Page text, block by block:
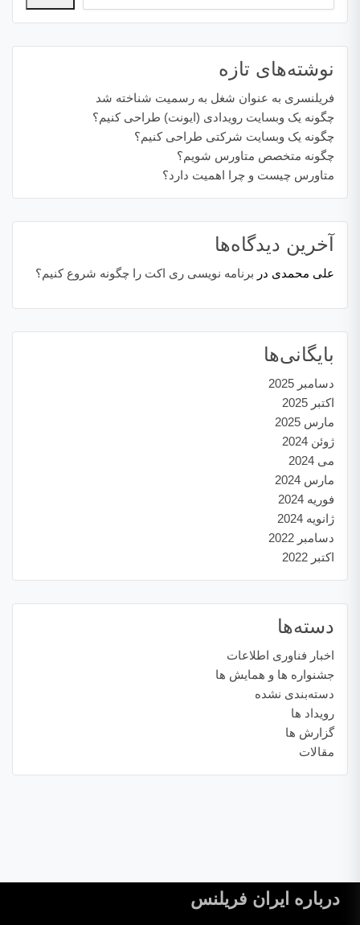
نوشته‌های تازه
فریلنسری به عنوان شغل به رسمیت شناخته شد
چگونه یک وبسایت رویدادی (ایونت) طراحی کنیم؟
چگونه یک وبسایت شرکتی طراحی کنیم؟
چگونه متخصص متاورس شویم؟
متاورس چیست و چرا اهمیت دارد؟
آخرین دیدگاه‌ها
علی محمدی در برنامه نویسی ری اکت را چگونه شروع کنیم؟
بایگانی‌ها
دسامبر 2025
اکتبر 2025
مارس 2025
ژوئن 2024
می 2024
مارس 2024
فوریه 2024
ژانویه 2024
دسامبر 2022
اکتبر 2022
دسته‌ها
اخبار فناوری اطلاعات
جشنواره ها و همایش ها
دسته‌بندی نشده
رویداد ها
گزارش ها
مقالات
درباره ایران فریلنس